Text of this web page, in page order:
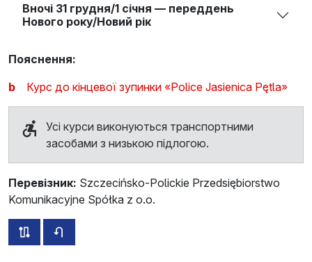
Вночі 31 грудня/1 січня — переддень
Нового року/Новий рік
Пояснення:
b
Курс до кінцевої зупинки «Police Jasienica Pętla»
Усі курси виконуються транспортними
засобами з низькою підлогою.
Перевізник: Szczecińsko-Polickie Przedsiębiorstwo
Komunikacyjne Spółka z o.o.
всі схеми цього маршруту